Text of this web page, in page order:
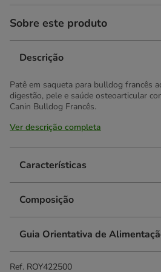
Sobre este produto
Descrição
Patê em saqueta para bulldog francês
digestão, pele e saúde osteoarticular
Canin Bulldog Francês.
Ver descrição completa
Características
Composição
Guia Orientativa de
Ref. ROY422500